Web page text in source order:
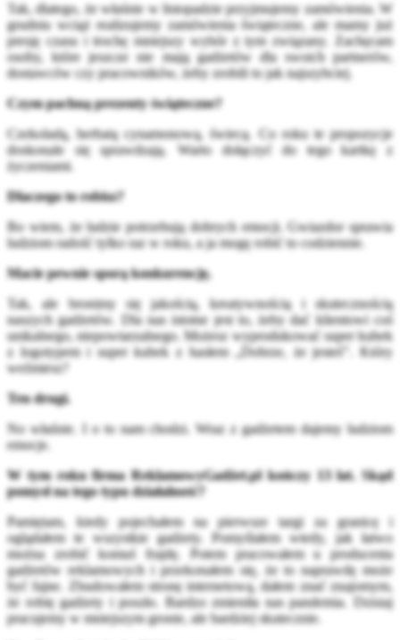
Tak, dlatego, że właśnie w listopadzie przyjmujemy zamówienia. W
grudniu wciąż realizujemy zamówienia świąteczne, ale mamy już
presję czasu i trochę mniejszy wybór z tym związany. Zachęcam
osoby, które jeszcze nie mają gadżetów dla swoich partnerów,
dostawców czy pracowników, żeby zrobili to jak najszybciej.
Czym pachną prezenty świąteczne?
Czekoladą, herbatą cynamonową, świecą. Co roku te propozycje
doskonale się sprawdzają. Warto dołączyć do tego kartkę z
życzeniami.
Dlaczego to robisz?
Bo wiem, że ludzie potrzebują dobrych emocji. Gwiazdor sprawia
ludziom radość tylko raz w roku, a ja mogę robić to codziennie.
Macie pewnie sporą konkurencję.
Tak, ale bronimy się jakością, kreatywnością i skutecznością
naszych gadżetów. Dla nas istotne jest to, żeby dać klientowi coś
unikalnego, niepowtarzalnego. Możesz wyprodukować super kubek
z logotypem i super kubek z hasłem „Dobrze, że jesteś”. Który
weźmiesz?
Ten drugi.
No właśnie. I o to nam chodzi. Wraz z gadżetem dajemy ludziom
emocje.
W tym roku firma ReklamowyGadżet.pl kończy 13 lat. Skąd
pomysł na tego typu działalność?
Pamiętam, kiedy pojechałem na pierwsze targi za granicę i
oglądałem te wszystkie gadżety. Pomyślałem wtedy, jak łatwo
można zrobić komuś frajdę. Potem pracowałem u producenta
gadżetów reklamowych i przekonałem się, że to naprawdę może
być fajne. Zbudowałem stronę internetową, dałem znać znajomym,
że robię gadżety i poszło. Bardzo zmieniła nas pandemia. Dzisiaj
pracujemy w mniejszym gronie, ale bardziej skutecznie.